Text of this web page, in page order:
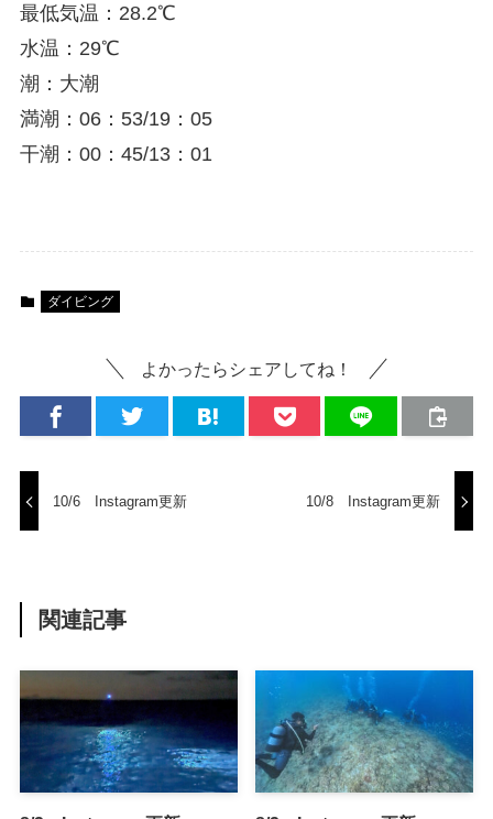
最低気温：28.2℃
水温：29℃
潮：大潮
満潮：06：53/19：05
干潮：00：45/13：01
ダイビング
よかったらシェアしてね！
10/6 Instagram更新 10/8 Instagram更新
関連記事